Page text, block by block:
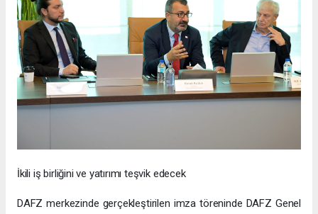
İkili iş birliğini ve yatırımı teşvik edecek
DAFZ merkezinde gerçekleştirilen imza töreninde DAFZ Genel